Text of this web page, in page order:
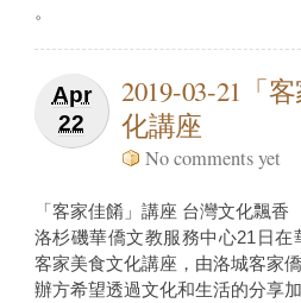
。
Apr
22
2019-03-21「
化講座
No comments yet
「客家佳餚」講座 台灣文化飄香
洛杉磯華僑文教服務中心21日
客家美食文化講座，由洛城客家
辦方希望透過文化和生活的分享